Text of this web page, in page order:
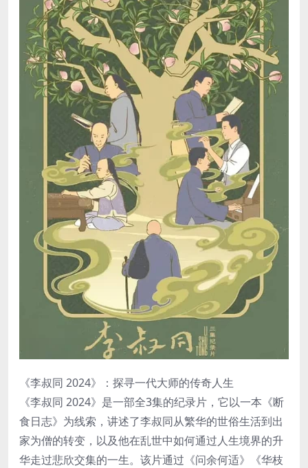
《李叔同 2024》：探寻一代大师的传奇人生
《李叔同 2024》是一部全3集的纪录片，它以一本《断
食日志》为线索，讲述了李叔同从繁华的世俗生活到出
家为僧的转变，以及他在乱世中如何通过人生境界的升
华走过悲欣交集的一生。该片通过《问余何适》《华枝